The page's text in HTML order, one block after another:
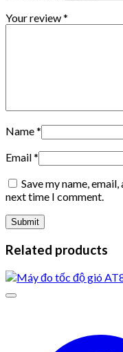
Your review*
Name*
Email*
Save my name,
next time I comment.
Related products